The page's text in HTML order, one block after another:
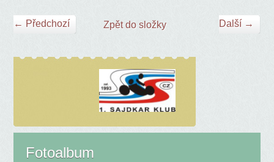
← Předchozí Další →
Zpět do složky
Fotoalbum